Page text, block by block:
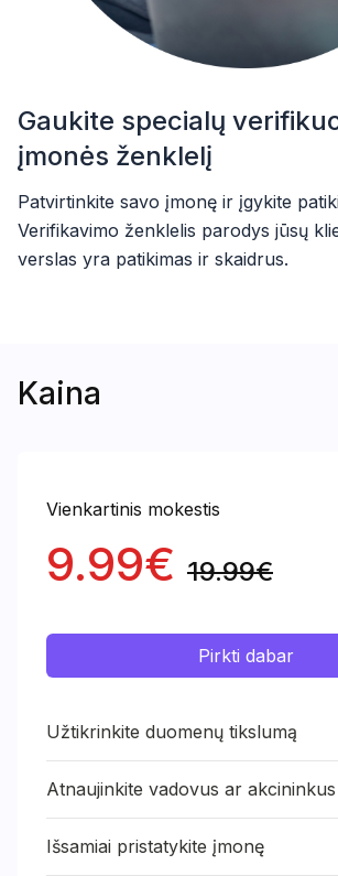
Gaukite specialų
įmonės ženklelį
Patvirtinkite savo įmonę ir įgykite
Verifikavimo ženklelis parodys jūsų
verslas yra patikimas ir skaidrus.
Kaina
Vienkartinis mokestis
9.99€ 19.99€
Pirkti dabar
Užtikrinkite duomenų tikslumą
Atnaujinkite vadovus ar akcininkus
Išsamiai pristatykite įmonę